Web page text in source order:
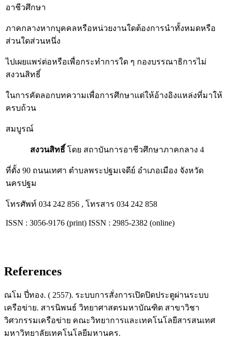
อาชีวศึกษา
ภาคกลางหากบุคคลหรือหน่วยงานใดต้องการนำทั้งหมดหรือ
ส่วนใดส่วนหนึ่ง
ไปเผยแพร่ต่อหรือเพื่อกระทำการใด ๆ กองบรรณาธิการไม่
สงวนสิทธิ์
ในการคัดลอกบทความเพื่อการศึกษาแต่ให้อ้างอิงแหล่งที่มาให้
ครบถ้วน
สมบูรณ์
สงวนสิทธิ์ โดย สถาบันการอาชีวศึกษาภาคกลาง 4
ที่ตั้ง 90 ถนนเทศา ตำบลพระปฐมเจดีย์ อำเภอเมือง จังหวัด
นครปฐม
โทรศัพท์ 034 242 856 , โทรสาร 034 242 858
ISSN : 3056-9176 (print) ISSN : 2985-2382 (online)
References
ณโม ปี่ทอง. ( 2557). ระบบการสั่งการเปิดปิดประตูผ่านระบบ
เครือข่าย. สารนิพนธ์ วิทยาศาสตรมหาบัณฑิต สาขาวิชา
วิศวกรรมเครือข่าย คณะวิทยาการและเทคโนโลยีสารสนเทศ
มหาวิทยาลัยเทคโนโลยีมหานคร.